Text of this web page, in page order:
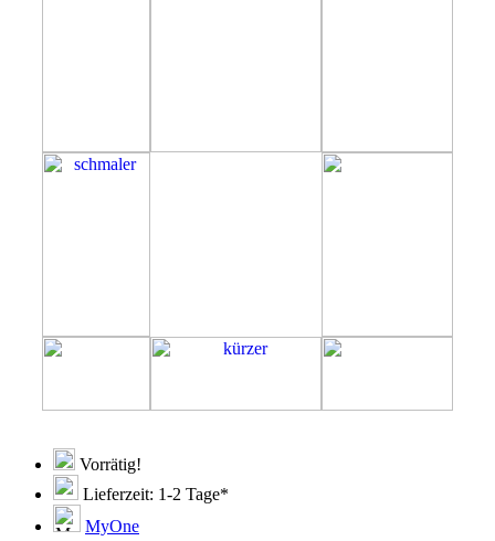
Vorrätig!
Lieferzeit: 1-2 Tage*
MyOne